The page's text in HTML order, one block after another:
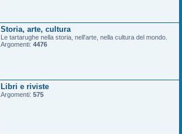
Storia, arte, cultura
Le tartarughe nella storia, nell'arte, nella cultura del mondo.
Argomenti: 4476
Libri e riviste
Argomenti: 575